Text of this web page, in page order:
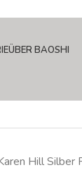
ÜBER BAOSHI
Hill Silber